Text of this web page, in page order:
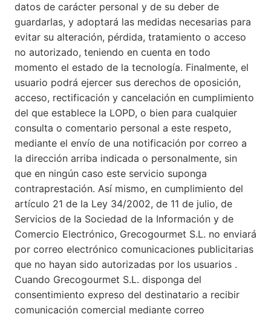
datos de carácter personal y de su deber de
guardarlas, y adoptará las medidas necesarias para
evitar su alteración, pérdida, tratamiento o acceso
no autorizado, teniendo en cuenta en todo
momento el estado de la tecnología. Finalmente, el
usuario podrá ejercer sus derechos de oposición,
acceso, rectificación y cancelación en cumplimiento
del que establece la LOPD, o bien para cualquier
consulta o comentario personal a este respeto,
mediante el envío de una notificación por correo a
la dirección arriba indicada o personalmente, sin
que en ningún caso este servicio suponga
contraprestación. Así mismo, en cumplimiento del
artículo 21 de la Ley 34/2002, de 11 de julio, de
Servicios de la Sociedad de la Información y de
Comercio Electrónico, Grecogourmet S.L. no enviará
por correo electrónico comunicaciones publicitarias
que no hayan sido autorizadas por los usuarios .
Cuando Grecogourmet S.L. disponga del
consentimiento expreso del destinatario a recibir
comunicación comercial mediante correo